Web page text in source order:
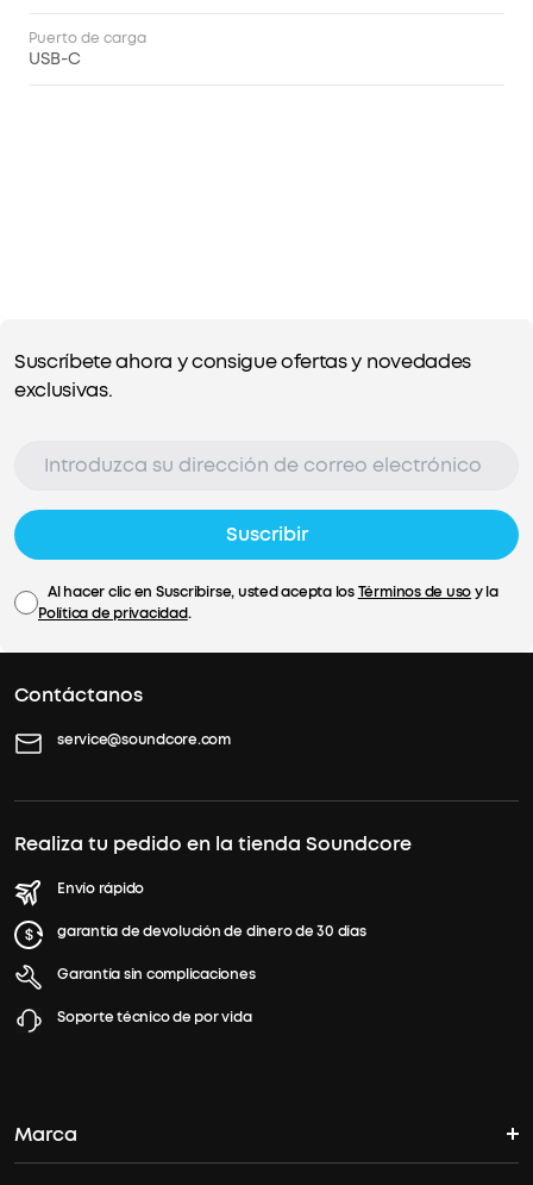
Puerto de carga
USB-C
Suscríbete ahora y consigue ofertas y novedades
exclusivas.
Suscribir
Al hacer clic en Suscribirse, usted acepta losTérminos de usoy la
Política de privacidad.
Contáctanos
service@soundcore.com
Realiza tu pedido en la tienda Soundcore
Envío rápido
garantía de devolución de dinero de 30 días
Garantía sin complicaciones
Soporte técnico de por vida
Marca